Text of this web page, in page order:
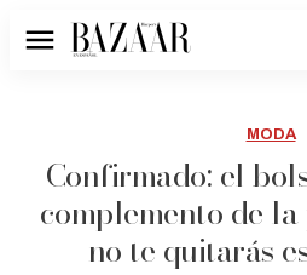
Menú
MODA
Confirmado: el
complemento de
no te quitarás